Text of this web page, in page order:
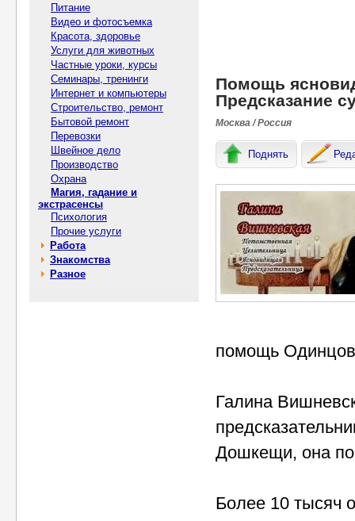
Питание
Видео и фотосъемка
Красота, здоровье
Услуги для животных
Частные уроки, курсы
Семинары, тренинги
Интернет и компьютеры
Строительство, ремонт
Бытовой ремонт
Перевозки
Швейное дело
Производство
Охрана
Магия, гадание и
экстрасенсы
Психология
Прочие услуги
Работа
Знакомства
Разное
Помощь
Предсказание
Москва / Россия
Поднять
помощь
Галина
Дошкещи, она
Более 10 тысяч